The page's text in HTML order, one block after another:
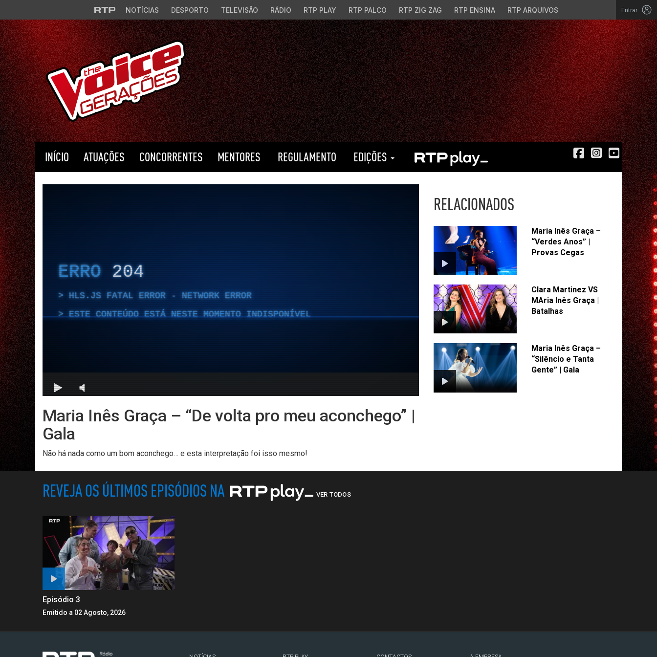
Saltar para o conteúdo principal
NOTÍCIAS DESPORTO TELEVISÃO RÁDIO RTP PLAY RTP PALCO RTP ZIG ZAG RTP ENSINA RTP ARQUIVOS Entrar
INÍCIO ATUAÇÕES CONCORRENTES MENTORES REGULAMENTO EDIÇÕES
Maria Inês Graça – “De volta pro meu aconchego” |
Gala
Não há nada como um bom aconchego… e esta interpretação foi isso mesmo!
RELACIONADOS
Maria Inês Graça –
“Verdes Anos” |
Provas Cegas
Clara Martinez VS
MAria Inês Graça |
Batalhas
Maria Inês Graça –
“Silêncio e Tanta
Gente” | Gala
REVEJA OS ÚLTIMOS EPISÓDIOS NA VER TODOS
Episódio 3
Emitido a 02 Agosto, 2026